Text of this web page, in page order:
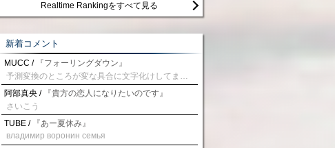
Realtime Rankingをすべて見る
新着コメント
MUCC / 『フォーリングダウン』
阿部真央 / 『貴方の恋人になりたいのです』
さいこう
TUBE / 『あー夏休み』
владимир воронин семья